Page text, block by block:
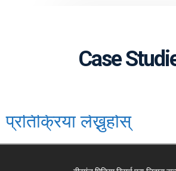
Case
प्रतिक्रिया लेख्नुहोस्